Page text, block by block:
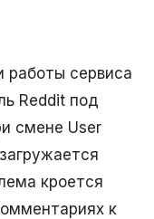
работы сервиса
Reddit под
смене User
кроется
к